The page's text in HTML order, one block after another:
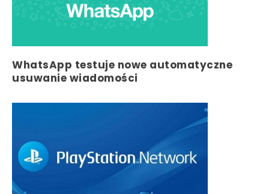
WhatsApp testuje nowe automatyczne
usuwanie wiadomości